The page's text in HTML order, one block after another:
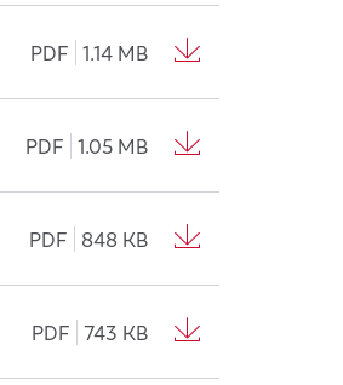
PDF 1.14 MB
PDF 1.05 MB
PDF 848 KB
PDF 743 KB